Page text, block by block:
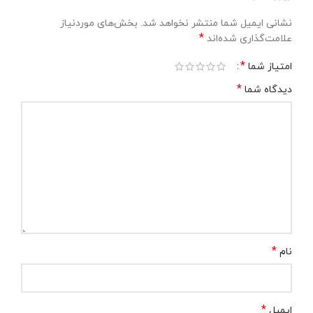
نشانی ایمیل شما منتشر نخواهد شد. بخش‌های موردنیاز
علامت‌گذاری شده‌اند *
امتیاز شما *
دیدگاه شما *
نام *